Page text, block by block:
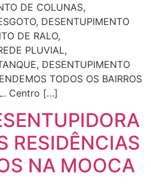
DE COLUNAS,
DESENTUPIMENTO
DE RALO,
PLUVIAL,
DESENTUPIMENTO
TODOS OS BAIRROS
Centro […]
RESIDÊNCIAS
NA MOOCA